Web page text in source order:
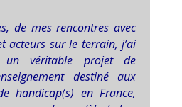
de mes rencontres avec
acteurs sur le terrain, j’ai
un véritable projet de
destiné aux
handicap(s) en France,